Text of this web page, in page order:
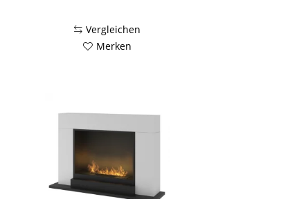
Vergleichen
Merken